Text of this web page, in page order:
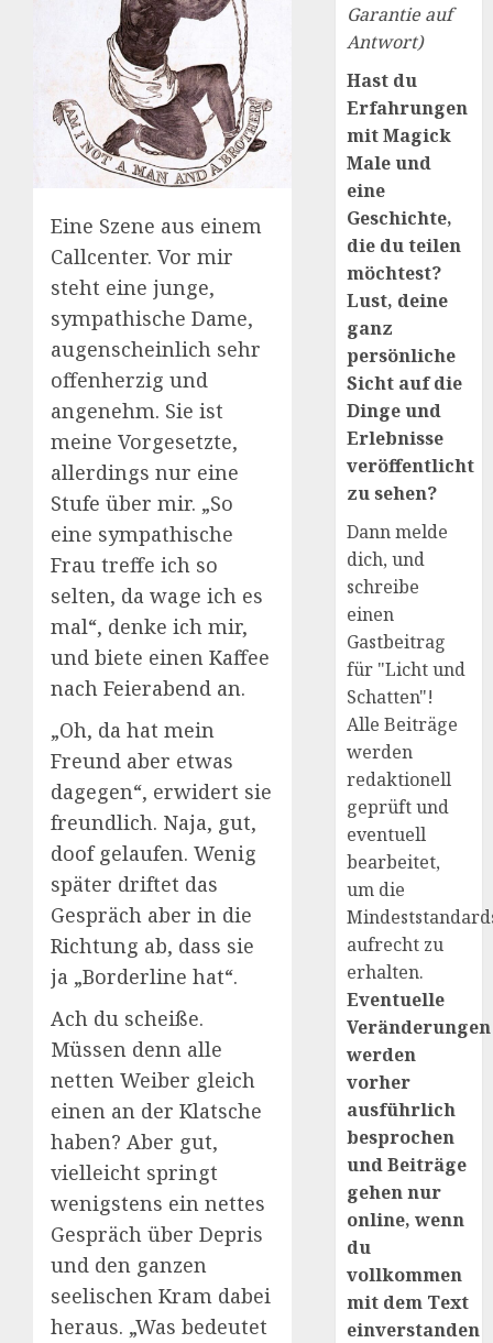
Eine Szene aus einem
Callcenter. Vor mir
steht eine junge,
sympathische Dame,
augenscheinlich sehr
offenherzig und
angenehm. Sie ist
meine Vorgesetzte,
allerdings nur eine
Stufe über mir. „So
eine sympathische
Frau treffe ich so
selten, da wage ich es
mal“, denke ich mir,
und biete einen Kaffee
nach Feierabend an.
„Oh, da hat mein
Freund aber etwas
dagegen“, erwidert sie
freundlich. Naja, gut,
doof gelaufen. Wenig
später driftet das
Gespräch aber in die
Richtung ab, dass sie
ja „Borderline hat“.
Ach du scheiße.
Müssen denn alle
netten Weiber gleich
einen an der Klatsche
haben? Aber gut,
vielleicht springt
wenigstens ein nettes
Gespräch über Depris
und den ganzen
seelischen Kram dabei
heraus. „Was bedeutet
Garantie auf
Antwort)
Hast du
Erfahrungen
mit Magick
Male und
eine
Geschichte,
die du teilen
möchtest?
Lust, deine
ganz
persönliche
Sicht auf die
Dinge und
Erlebnisse
veröffentlicht
zu sehen?
Dann melde
dich, und
schreibe
einen
Gastbeitrag
für "Licht und
Schatten"!
Alle Beiträge
werden
redaktionell
geprüft und
eventuell
bearbeitet,
um die
aufrecht zu
erhalten.
Eventuelle
Veränderungen
werden
vorher
ausführlich
besprochen
und Beiträge
gehen nur
online, wenn
du
vollkommen
mit dem Text
einverstanden